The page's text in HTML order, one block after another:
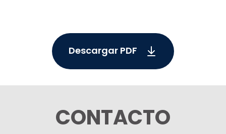
Descargar PDF
CONTACTO